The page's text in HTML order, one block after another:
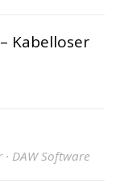
Kabelloser
· DAW Software